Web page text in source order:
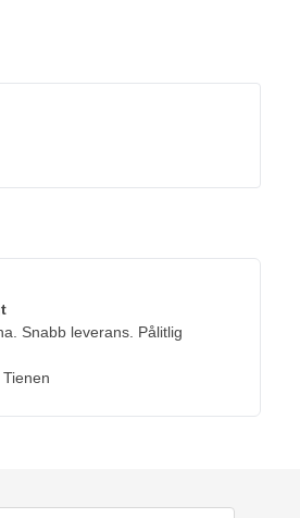
Snabb leverans. Pålitlig
Tienen